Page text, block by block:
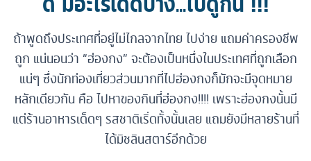
ถ้าพูดถึงประเทศที่อยู่ไม่ไกลจากไทย ไปง่าย แถมค่าครองชีพ
ถูก แน่นอนว่า “​ฮ่องกง” จะต้องเป็นหนึ่งในประเทศที่ถูกเลือก
แน่ๆ ซึ่งนักท่องเที่ยวส่วนมากที่ไปฮ่องกงก็มักจะมีจุดหมาย
หลักเดียวกัน คือ ไปหาของกินที่ฮ่องกง!!!! เพราะฮ่องกงนั้นมี
แต่ร้านอาหารเด็ดๆ รสชาติเริ่ดทั้งนั้นเลย แถมยังมีหลายร้านที่
ได้มิชลินสตาร์อีกด้วย